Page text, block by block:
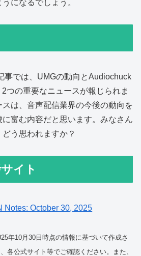
になるでしょう。
事では、UMGの動向とAudiochuck
つの重要なニュースが報じられま
スは、音声配信業界の今後の動向を
富む内容だと思います。みなさん
う思われますか？
イト
Notes: October 30, 2025
年10月30日時点の情報に基づいて作成さ
各公式サイト等でご確認ください。また、